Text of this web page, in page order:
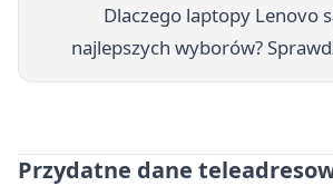
Dlaczego laptopy Lenovo
najlepszych wyborów?
Przydatne dane